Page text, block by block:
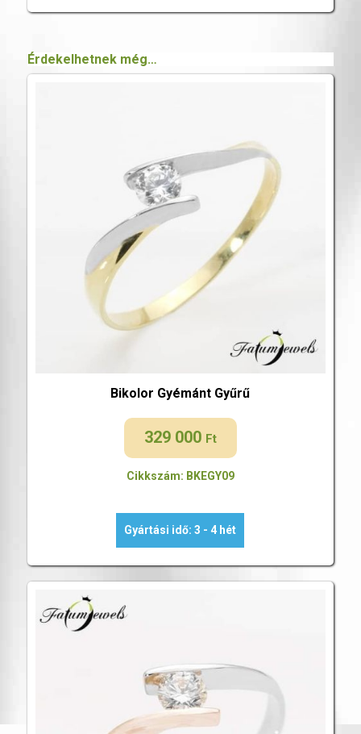
Érdekelhetnek még…
Bikolor Gyémánt Gyűrű
329 000 Ft
Cikkszám: BKEGY09
Gyártási idő: 3 - 4 hét